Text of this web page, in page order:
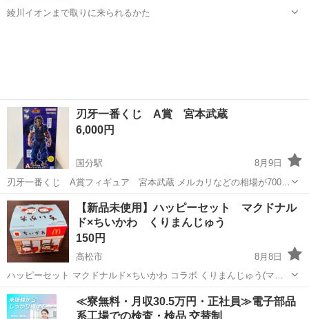
綾川イオンまで取りに来られるかた
刃牙一番くじ A賞 宮本武蔵
6,000円
国分駅
8月9日
刃牙一番くじ A賞フィギュア 宮本武蔵 メルカリなどの相場が7000
円程度な様です。ネットの中では最安値だと思います！ 荷物を整理し
ており、必要ではなくなったため、欲しい方いればお譲りいたします
🙂‍↕️ お譲り条件として...
香川 坂出市 国分駅 フィギュア
【新品未使用】ハッピーセット マクドナル
ド×ちいかわ くりまんじゅう
150円
高松市
8月8日
ハッピーセット マクドナルド×ちいかわ コラボ くりまんじゅう(マッ
クカフェ バイ バリスタ) 新品未使用
香川 高松市 フィギュア
≪寮無料・月収30.5万円・正社員≫電子部品
系工場での検査・検品 交替制